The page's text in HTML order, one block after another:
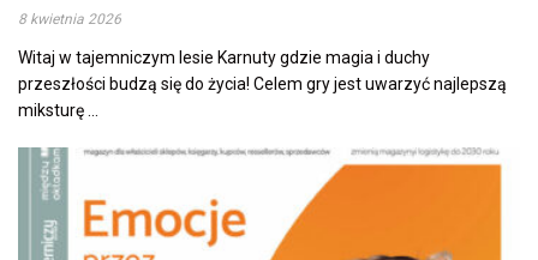
8 kwietnia 2026
Witaj w tajemniczym lesie Karnuty gdzie magia i duchy
przeszłości budzą się do życia! Celem gry jest uwarzyć najlepszą
miksturę ...